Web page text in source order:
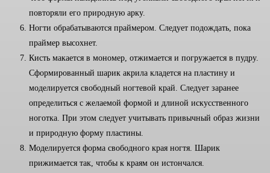
повторяли его природную арку.
Ногти обрабатываются праймером. Следует подождать, пока
праймер высохнет.
Кисть макается в мономер, отжимается и погружается в пудру.
Сформированный шарик акрила кладется на пластину и
моделируется свободный ногтевой край. Следует заранее
определиться с желаемой формой и длиной искусственного
ноготка. При этом следует учитывать привычный образ жизни
и природную форму пластины.
Моделируется форма свободного края ногтя. Шарик
прижимается так, чтобы к краям он истончался.